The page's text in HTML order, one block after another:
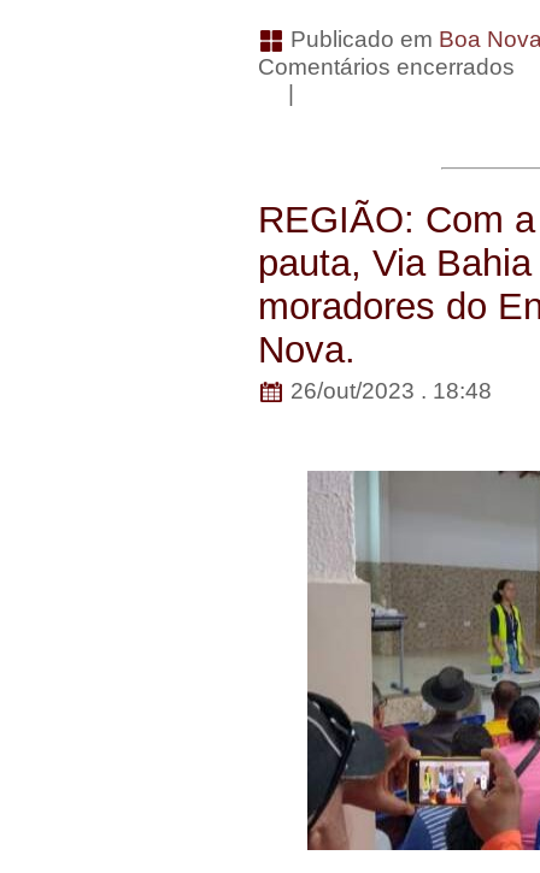
Publicado em Boa
Comentários encerrados
|
REGIÃO: Com
pauta, Via
moradores do
Nova.
26/out/2023 . 18:48